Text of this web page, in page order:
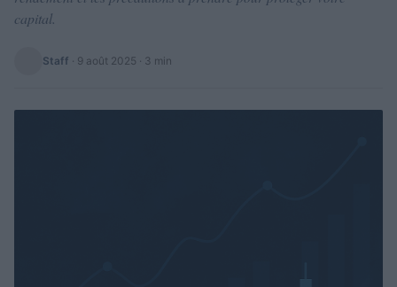
capital.
Staff · 9 août 2025 · 3 min